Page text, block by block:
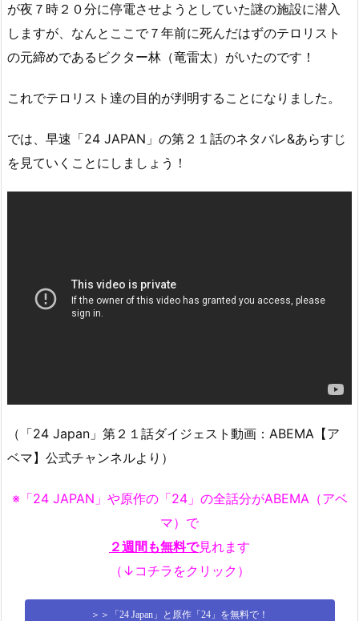
が夜７時２０分に停電させようとしていた謎の施設に潜入
しますが、なんとここで７年前に死んだはずのテロリスト
の元締めであるビクター林（竜雷太）がいたのです！
これでテロリスト達の目的が判明することになりました。
では、早速「24 JAPAN」の第２１話のネタバレ&あらすじ
を見ていくことにしましょう！
（「24 Japan」第２１話ダイジェスト動画：ABEMA【ア
ベマ】公式チャンネルより）
※「24 JAPAN」や原作の「24」の全話分がABEMA（アベ
マ）で
２週間も無料で見れます
（↓コチラをクリック）
＞＞「24 Japan」と原作「24」を無料で！